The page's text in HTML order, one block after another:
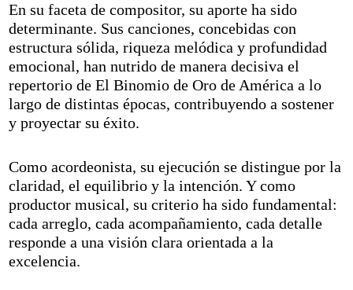
En su faceta de compositor, su aporte ha sido
determinante. Sus canciones, concebidas con
estructura sólida, riqueza melódica y profundidad
emocional, han nutrido de manera decisiva el
repertorio de El Binomio de Oro de América a lo
largo de distintas épocas, contribuyendo a sostener
y proyectar su éxito.
Como acordeonista, su ejecución se distingue por la
claridad, el equilibrio y la intención. Y como
productor musical, su criterio ha sido fundamental:
cada arreglo, cada acompañamiento, cada detalle
responde a una visión clara orientada a la
excelencia.